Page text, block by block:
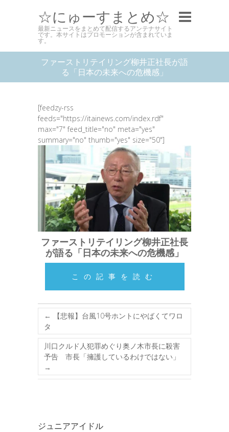
☆にゅーすまとめ☆
最新ニュースをまとめて配信するアンテナサイト
です。本サイトはプロモーションが含まれていま
す。
ファーストリテイリング柳井正社長が語
る「日本の未来への危機感」
[feedzy-rss
feeds="https://itainews.com/index.rdf"
max="7" feed_title="no" meta="yes"
summary="no" thumb="yes" size="50"]
ファーストリテイリング柳井正社長
が語る「日本の未来への危機感」
この記事を読む
←
【悲報】台風10号ホントにやばくてワロ
タ
川口クルド人犯罪めぐり奥ノ木市長に殺害
予告 市長「擁護しているわけではない」
→
ジュニアアイドル